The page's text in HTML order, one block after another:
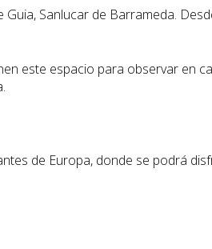
Sanlucar de Barrameda.
este espacio para observar en
de Europa, donde se podrá